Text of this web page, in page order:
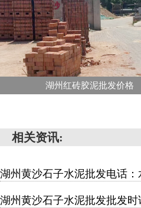
湖州红砖胶泥批发价格
相关资讯:
湖州黄沙石子水泥批发电话
湖州黄沙石子水泥批发批发